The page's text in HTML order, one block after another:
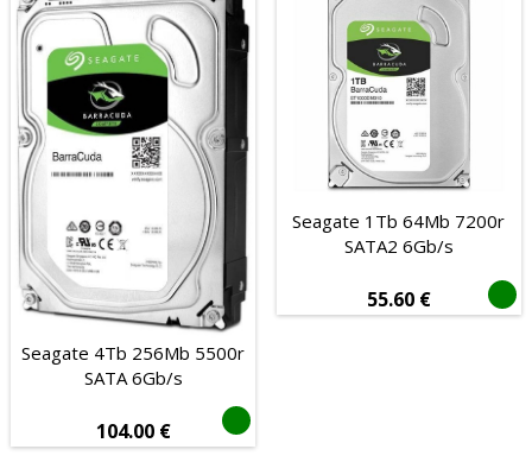
Kućišta
Napajanja
Ventilatori
Optički uređaji
Zvučne kartice
Termalne paste
Periferija računala
Pisači, skeneri i oprema
Pohrana podataka
Software
Seagate 4Tb 256Mb 5500r
SATA 6Gb/s
104.00 €
Seagate 1Tb 64Mb 7200r
SATA2 6Gb/s
55.60 €